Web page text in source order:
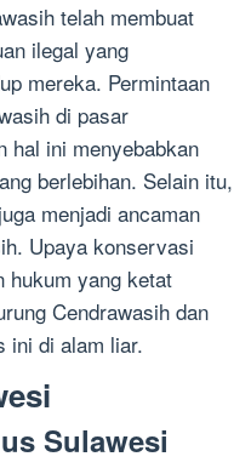
telah membuat
ilegal yang
mereka. Permintaan
di pasar
hal ini menyebabkan
berlebihan. Selain itu,
menjadi ancaman
Upaya konservasi
hukum yang ketat
Cendrawasih dan
ini di alam liar.
Sulawesi